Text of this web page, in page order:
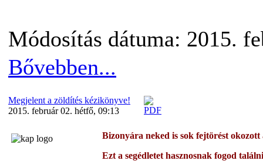
Módosítás dátuma: 2015.
Bővebben...
Megjelent a zöldítés kézikönyve!
2015. február 02. hétfő, 09:13
Bizonyára neked is sok fejtörést
Ezt a segédletet hasznosnak fogod